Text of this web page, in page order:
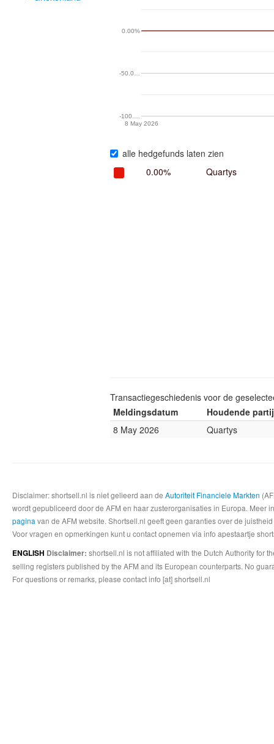
8 May 2026
-100.…
-50.0…
0.00%
alle hedgefunds laten zien
0.00%
Quartys
Transactiegeschiedenis voor de
Meldingsdatum
Houdende partij
8 May 2026
Quartys
Disclaimer: shortsell.nl is niet gelieerd aan de Autoriteit Financiele Markten
wordt gepubliceerd door de AFM en haar zusterorganisaties in Europa.
pagina van de AFM website. Shortsell.nl geeft geen garanties over de
Voor vragen en opmerkingen kunt u contact opnemen via info apestaartje
ENGLISH Disclaimer: shortsell.nl is not affiliated with the Dutch Authority for
selling registers published by the AFM and its European counterparts. No
For questions or remarks, please contact info [at] shortsell.nl